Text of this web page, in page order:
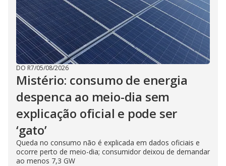
DO R7/05/08/2026
Mistério: consumo de energia
despenca ao meio-dia sem
explicação oficial e pode ser
‘gato’
Queda no consumo não é explicada em dados oficiais e
ocorre perto de meio-dia; consumidor deixou de demandar
ao menos 7,3 GW